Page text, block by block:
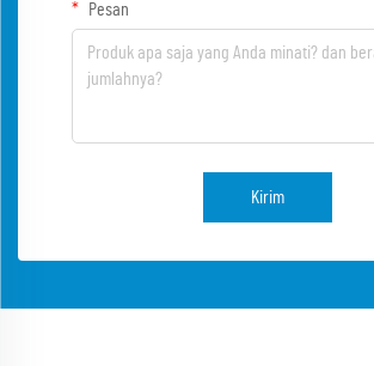
Pesan
Kirim